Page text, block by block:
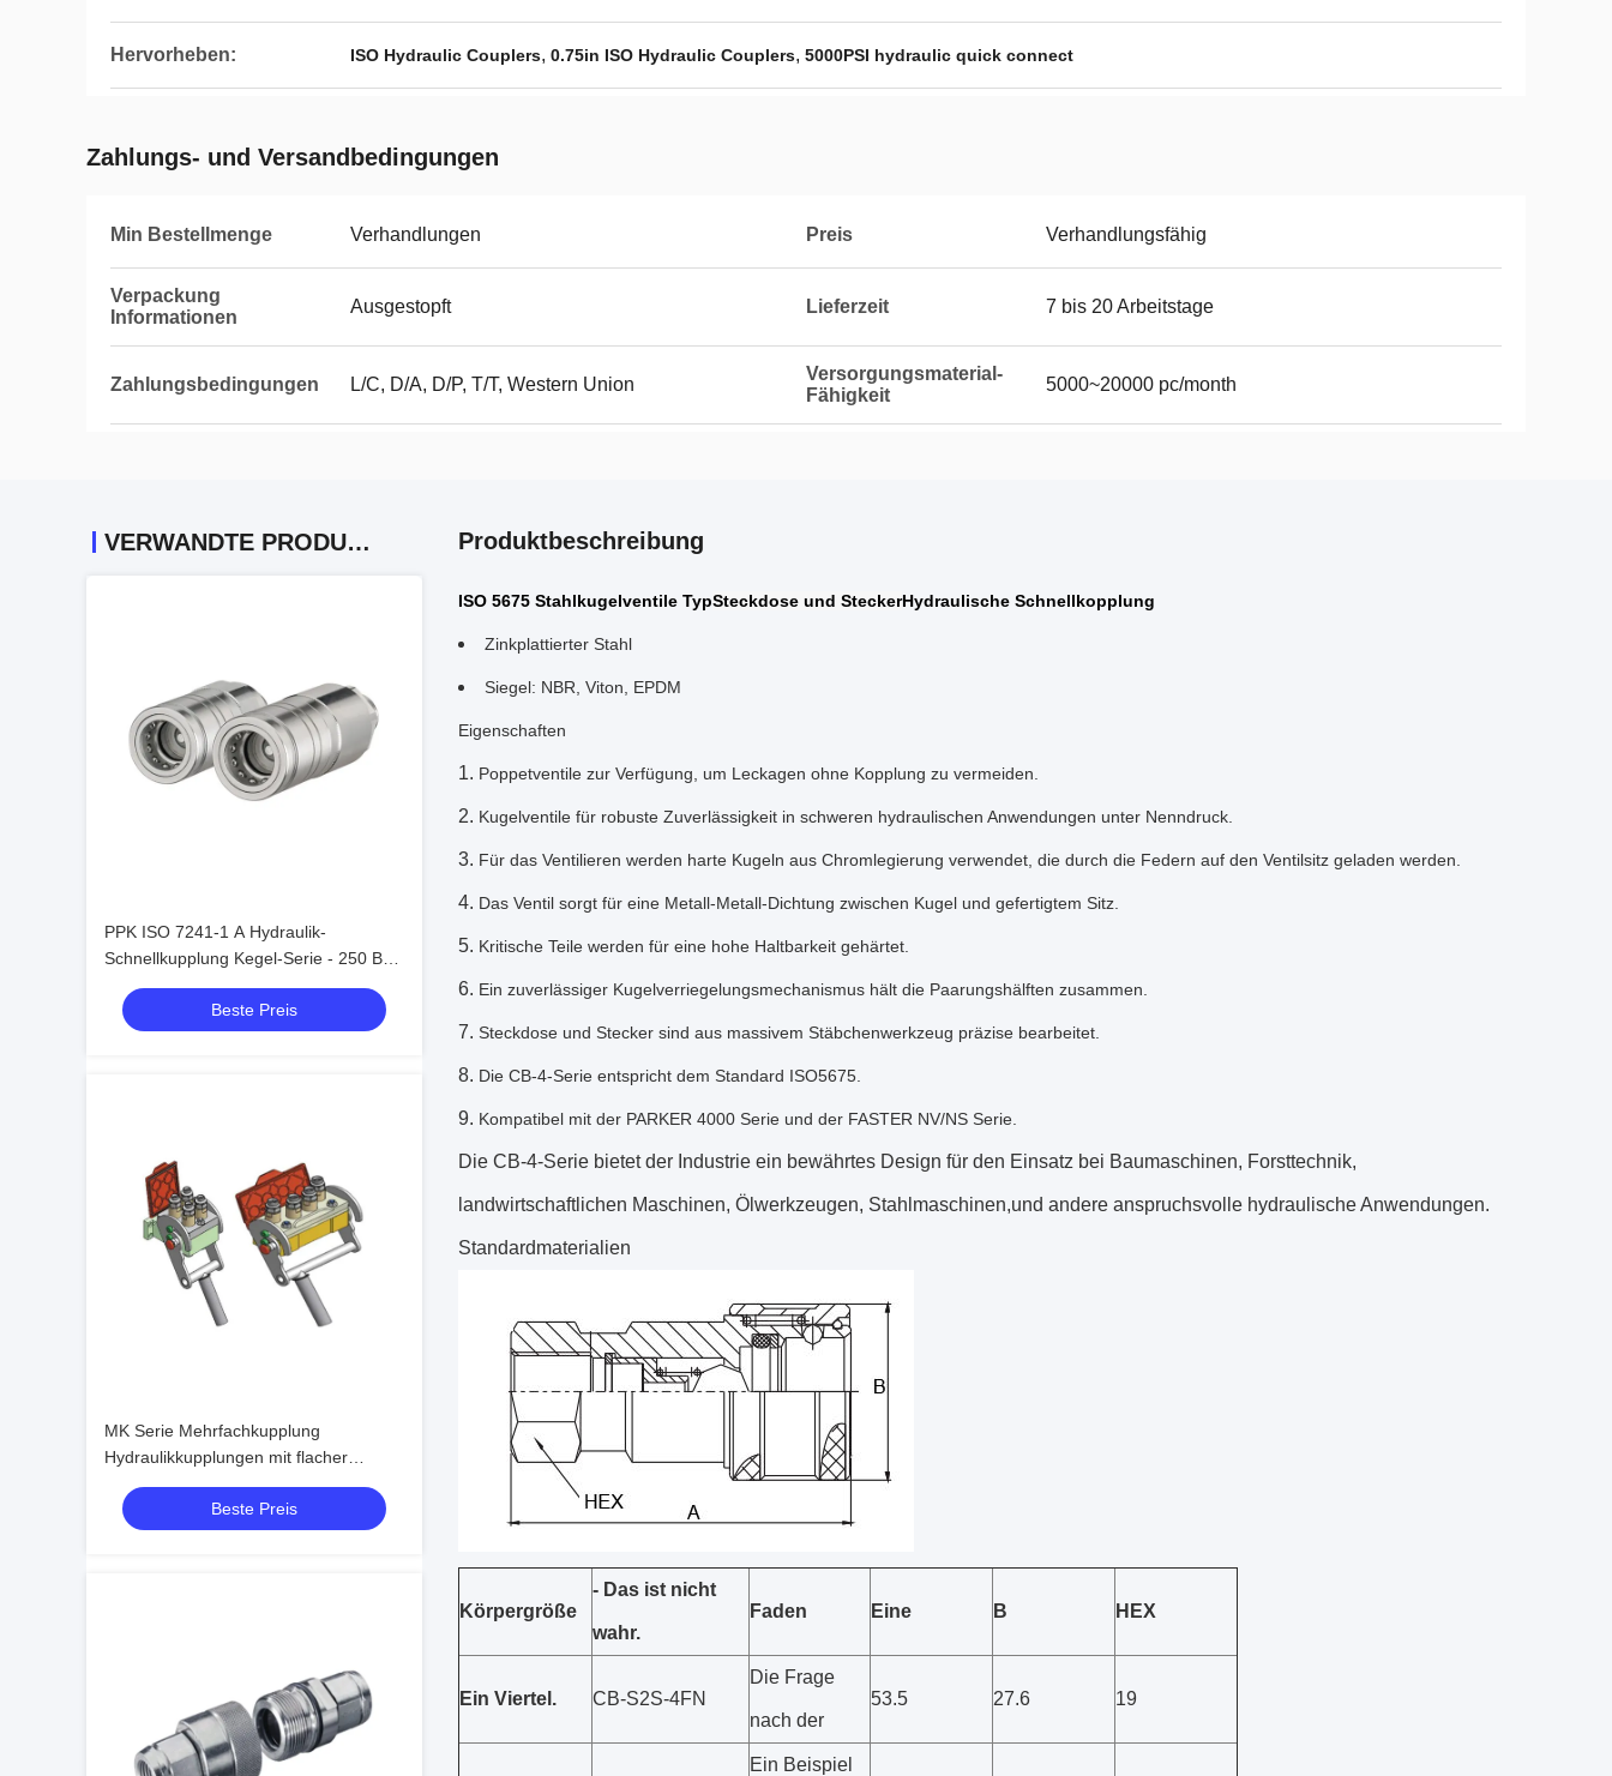
Hervorheben: ISO Hydraulic Couplers, 0.75in ISO Hydraulic Couplers, 5000PSI hydraulic quick connect
Zahlungs- und Versandbedingungen
Min Bestellmenge Verhandlungen Preis Verhandlungsfähig
Verpackung
Informationen
Ausgestopft Lieferzeit 7 bis 20 Arbeitstage
Zahlungsbedingungen L/C, D/A, D/P, T/T, Western Union
Versorgungsmaterial-
Fähigkeit
5000~20000 pc/month
VERWANDTE PRODUKTE
PPK ISO 7241-1 A Hydraulik-
Schnellkupplung Kegel-Serie - 250 Bar
Stahlkugelverriegelung für
SchwermaschinenBeste Preis
MK Serie Mehrfachkupplung
Hydraulikkupplungen mit flacher
Dichtfläche ISO-Standard
Schnellkupplungssystem
Beste Preis
Produktbeschreibung
ISO 5675 Stahlkugelventile TypSteckdose und SteckerHydraulische Schnellkopplung
Zinkplattierter Stahl
Siegel: NBR, Viton, EPDM
Eigenschaften
Poppetventile zur Verfügung, um Leckagen ohne Kopplung zu vermeiden.
Kugelventile für robuste Zuverlässigkeit in schweren hydraulischen Anwendungen unter Nenndruck.
Für das Ventilieren werden harte Kugeln aus Chromlegierung verwendet, die durch die Federn auf den Ventilsitz geladen werden.
Das Ventil sorgt für eine Metall-Metall-Dichtung zwischen Kugel und gefertigtem Sitz.
Kritische Teile werden für eine hohe Haltbarkeit gehärtet.
Ein zuverlässiger Kugelverriegelungsmechanismus hält die Paarungshälften zusammen.
Steckdose und Stecker sind aus massivem Stäbchenwerkzeug präzise bearbeitet.
Die CB-4-Serie entspricht dem Standard ISO5675.
Kompatibel mit der PARKER 4000 Serie und der FASTER NV/NS Serie.
Die CB-4-Serie bietet der Industrie ein bewährtes Design für den Einsatz bei Baumaschinen, Forsttechnik,
landwirtschaftlichen Maschinen, Ölwerkzeugen, Stahlmaschinen,und andere anspruchsvolle hydraulische Anwendungen.
Standardmaterialien
Körpergröße
- Das ist nicht
wahr.
Faden Eine B HEX
Ein Viertel. CB-S2S-4FN
Die Frage
nach der
53.5 27.6 19
Ein Beispiel